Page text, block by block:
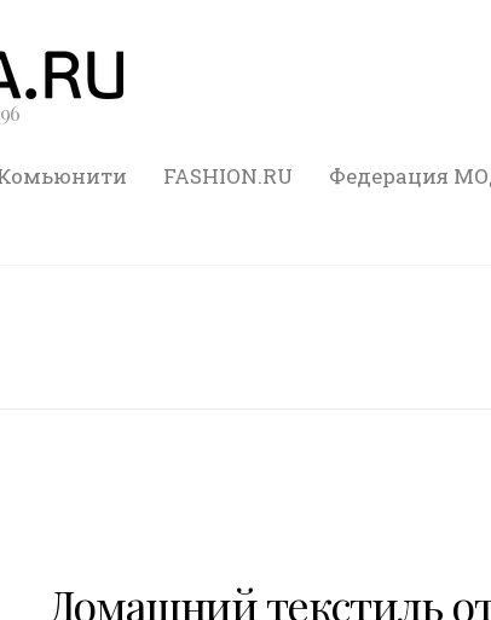
FASHION.RU Федерация
Домашний текстиль